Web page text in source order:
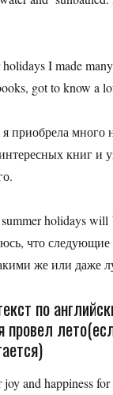
I made
got to know a
приобрела много
книг и
holidays will
что
же или даже
по
провел
and happiness for